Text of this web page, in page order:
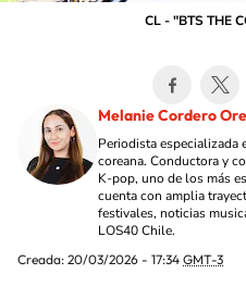
CL - "BTS THE
Melanie Cordero
Periodista especializada
coreana. Conductora y
K-pop, uno de los más
cuenta con amplia
festivales, noticias
LOS40 Chile.
Creada: 20/03/2026 - 17:34 GMT-3